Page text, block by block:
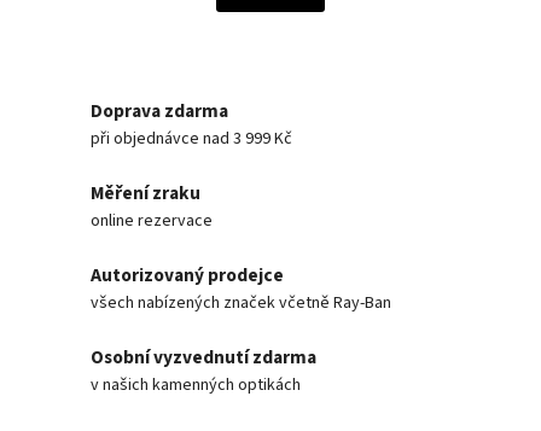
Doprava zdarma
při objednávce nad 3 999 Kč
Měření zraku
online rezervace
Autorizovaný prodejce
všech nabízených značek včetně Ray-Ban
Osobní vyzvednutí zdarma
v našich kamenných optikách